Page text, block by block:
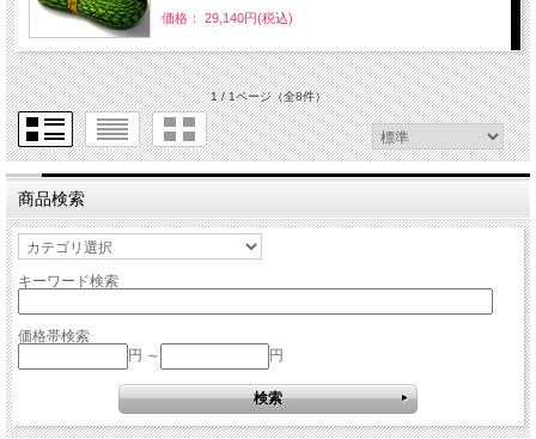
価格： 29,140円(税込)
1 / 1ページ（全8件）
商品検索
キーワード検索
価格帯検索
円 ～
円